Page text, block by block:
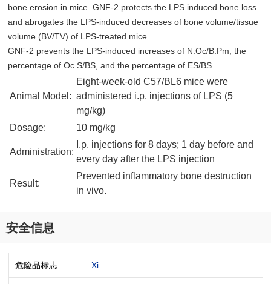
bone erosion in mice. GNF-2 protects the LPS induced bone loss
and abrogates the LPS-induced decreases of bone volume/tissue
volume (BV/TV) of LPS-treated mice.
GNF-2 prevents the LPS-induced increases of N.Oc/B.Pm, the
percentage of Oc.S/BS, and the percentage of ES/BS.
Animal Model:
Eight-week-old C57/BL6 mice were
administered i.p. injections of LPS (5
mg/kg)
Dosage:
10 mg/kg
Administration:
I.p. injections for 8 days; 1 day before and
every day after the LPS injection
Result:
Prevented inflammatory bone destruction
in vivo.
安全信息
危险品标志 Xi